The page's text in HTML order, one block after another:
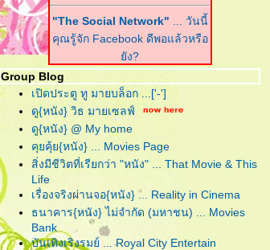
"The Social Network" ... วันนี้
คุณรู้จัก Facebook ดีพอแล้วหรือ
ัง?
"Harry Potter and the Deathly
Hallows : Part I" ... ฉันต้องเปิด
เพื่อจะปิด!
"Scrubb : Kid"... คำตอบของ
เพลงอินดี้ที่ฟังง่าย อยู่ในอัลบั้มนี้
"Due Date"... รวมกันเราต้องอยู่
(กรุณา)อย่าทิ้งตูเป็นอันขาด!!?
Group Blog
เปิดประตู ทู มายบล็อก ...['-']
ดู{หนัง} วิธ มายเซลฟ์
ดู{หนัง} @ My home
คุยคุ้ย{หนัง} ... Movies Page
สิ่งมีชีวิตที่เรียกว่า "หนัง" ... That Movie & This
Life
เรื่องจริงผ่านจอ{หนัง} ... Reality in Cinema
ธนาคาร{หนัง} ไม่จำกัด (มหาชน) ... Movies
Bank
บันเทิงเริงรมย์ ... Royal City Entertain